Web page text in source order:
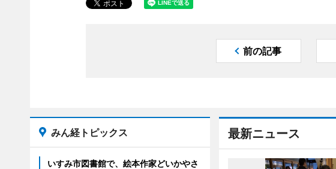
前の記事
最新ニュース
みん経トピックス
いすみ市図書館で、絵本作家どいかやさ